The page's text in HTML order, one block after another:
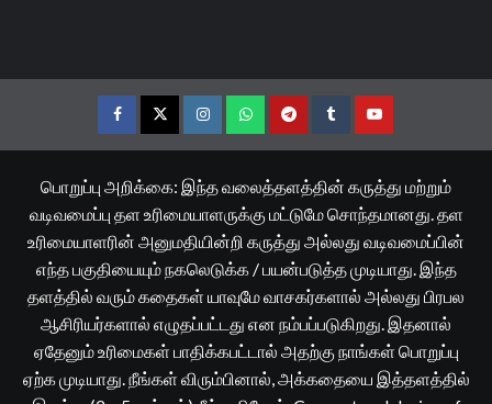
FacebookTwitterInstagramWhatsappTelegramTumblrYouTube
பொறுப்பு அறிக்கை: இந்த வலைத்தளத்தின் கருத்து மற்றும்
வடிவமைப்பு தள உரிமையாளருக்கு மட்டுமே சொந்தமானது. தள
உரிமையாளரின் அனுமதியின்றி கருத்து அல்லது வடிவமைப்பின்
எந்த பகுதியையும் நகலெடுக்க / பயன்படுத்த முடியாது. இந்த
தளத்தில் வரும் கதைகள் யாவுமே வாசகர்களால் அல்லது பிரபல
ஆசிரியர்களால் எழுதப்பட்டது என நம்பப்படுகிறது. இதனால்
ஏதேனும் உரிமைகள் பாதிக்கபட்டால் அதற்கு நாங்கள் பொறுப்பு
ஏற்க முடியாது. நீங்கள் விரும்பினால், அக்கதையை இத்தளத்தில்